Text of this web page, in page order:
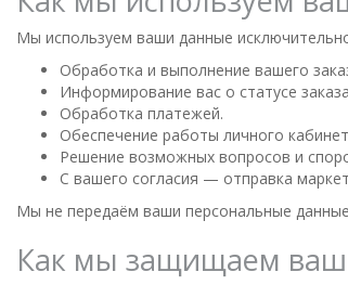
Мы используем ваши данные
Обработка и выполнение вашего
Информирование вас о статусе
Обработка платежей.
Обеспечение работы личного
Решение возможных вопросов и
С вашего согласия — отправка
Мы не передаём ваши персональные
Как мы защищаем